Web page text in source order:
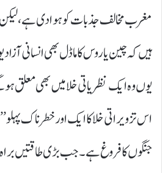
مغرب مخالف جذبات کو ہوا دی ہے، لیکن
ہیں کہ چین یا روس کا ماڈل بھی انسانی
یوں وہ ایک نظریاتی خلا میں بھی معلق
اس تزویراتی خلا کا ایک اور خطرناک پہلو
جنگوں کا فروغ ہے۔ جب بڑی طاقتیں